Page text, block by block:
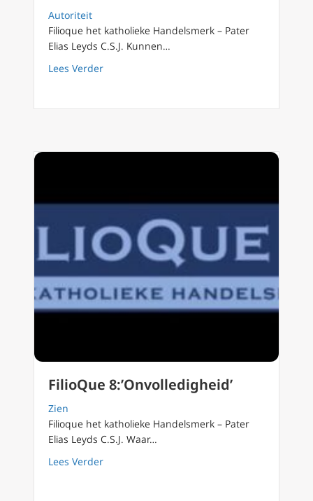
Autoriteit
Filioque het katholieke Handelsmerk – Pater
Elias Leyds C.S.J. Kunnen…
Lees Verderabout Filioque 25: Katholiek geloof =
FilioQue 8:’Onvolledigheid’
Zien
Filioque het katholieke Handelsmerk – Pater
Elias Leyds C.S.J. Waar…
Lees Verderabout FilioQue 8:’Onvolledigheid’